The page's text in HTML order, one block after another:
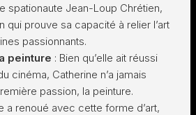
spationaute Jean-Loup Chrétien,
qui prouve sa capacité à relier l’art
passionnants.
peinture : Bien qu’elle ait réussi
cinéma, Catherine n’a jamais
passion, la peinture.
a renoué avec cette forme d’art,